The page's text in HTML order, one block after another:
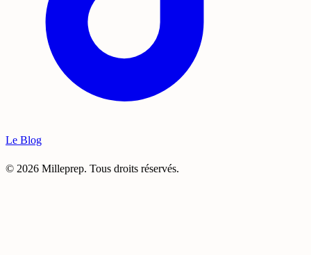
Le Blog
© 2026 Milleprep. Tous droits réservés.